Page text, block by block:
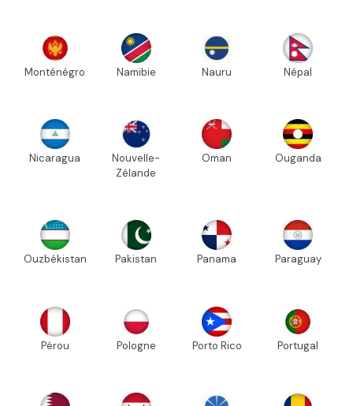
Monténégro Namibie Nauru Népal
Nicaragua
Nouvelle-
Zélande
Oman Ouganda
Ouzbékistan Pakistan Panama Paraguay
Pérou Pologne Porto Rico Portugal